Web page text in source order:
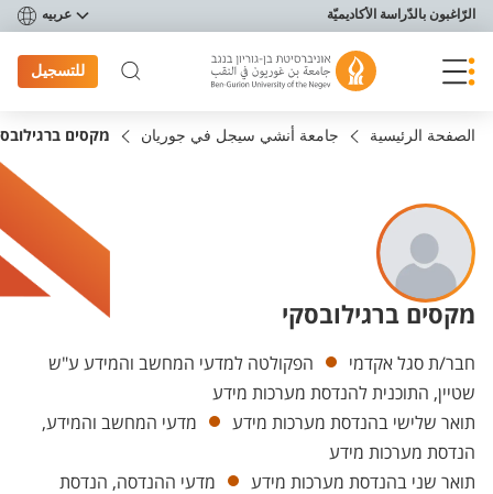
תפריט נגישות
الرّاغبون بالدّراسة الأكاديميّة عربيه
للتسجيل
الصفحة الرئيسية جامعة أنشي سيجل في جوريان מקסים
מקסים ברגילובסקי
Departments
חבר/ת סגל אקדמי
הפקולטה למדעי המחשב והמידע ע"ש
שטיין, התוכנית להנדסת מערכות מידע
תואר שלישי בהנדסת מערכות מידע
מדעי המחשב והמידע,
הנדסת מערכות מידע
תואר שני בהנדסת מערכות מידע
מדעי ההנדסה, הנדסת